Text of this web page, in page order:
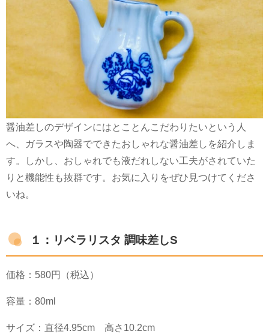
醤油差しのデザインにはとことんこだわりたいという人
へ、ガラスや陶器でできたおしゃれな醤油差しを紹介しま
す。しかし、おしゃれでも液だれしない工夫がされていた
りと機能性も抜群です。お気に入りをぜひ見つけてくださ
いね。
１：リベラリスタ 調味差しS
価格： 580円（税込）
容量： 80ml
サイズ：直径4.95cm 高さ 10.2cm